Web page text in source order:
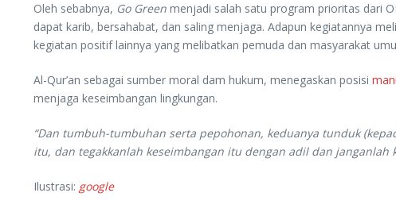
Oleh sebabnya, Go Green menjadi salah satu program prioritas dari
dapat karib, bersahabat, dan saling menjaga. Adapun kegiatannya
kegiatan positif lainnya yang melibatkan pemuda dan masyarakat
Al-Qur’an sebagai sumber moral dam hukum, menegaskan posisi
menjaga keseimbangan lingkungan.
“Dan tumbuh-tumbuhan serta pepohonan, keduanya tunduk
itu, dan tegakkanlah keseimbangan itu dengan adil dan janganlah
Ilustrasi: google